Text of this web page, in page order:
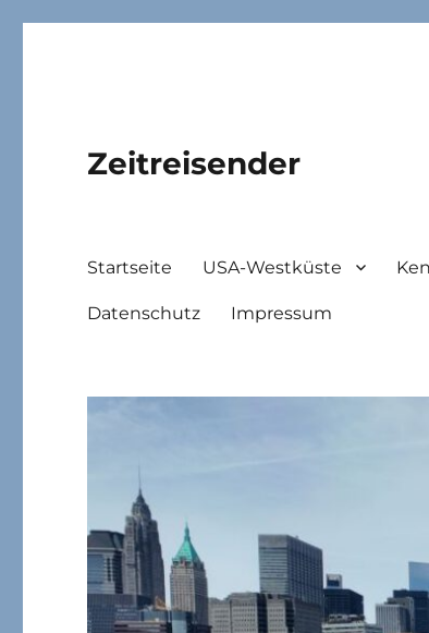
Zeitreisender
Startseite USA-Westküste
Datenschutz Impressum